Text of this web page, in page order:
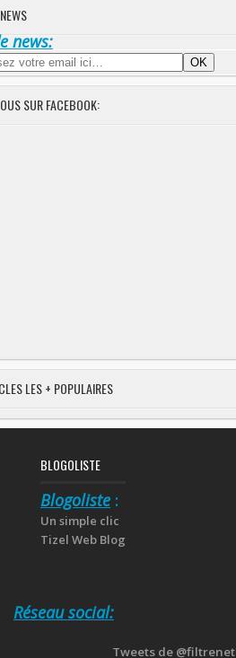
news:
SUR FACEBOOK:
LES + POPULAIRES
BLOGOLISTE
Blogoliste :
Un simple clic
Tizel Web Blog
Réseau social:
Tweets de @filtrenet